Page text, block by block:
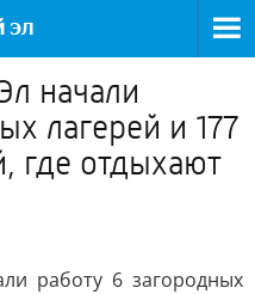
начали
лагерей и 177
где отдыхают
работу 6 загородных